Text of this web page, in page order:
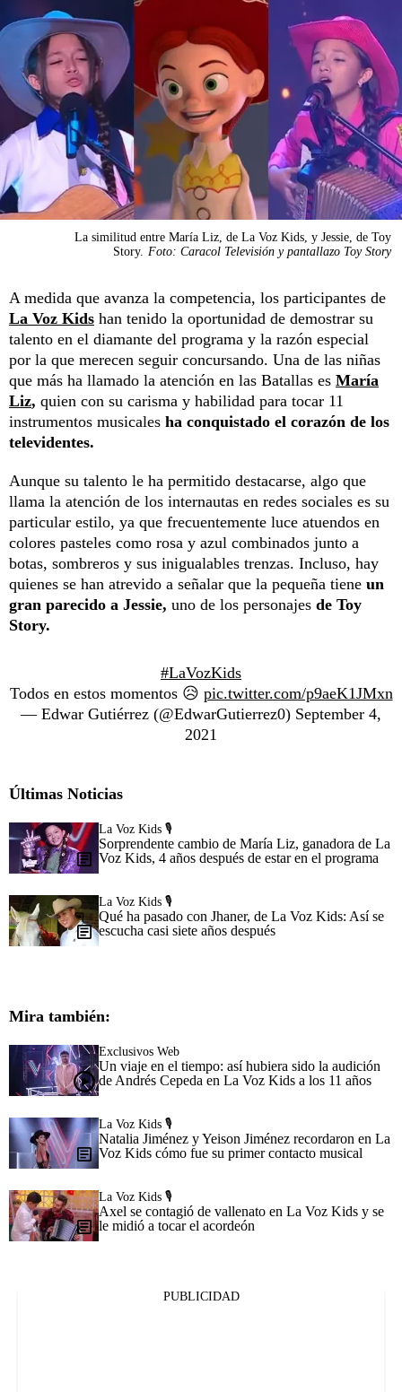
La similitud entre María Liz, de La Voz Kids, y Jessie, de Toy
Story. Foto: Caracol Televisión y pantallazo Toy Story
A medida que avanza la competencia, los participantes de
La Voz Kids han tenido la oportunidad de demostrar su
talento en el diamante del programa y la razón especial
por la que merecen seguir concursando. Una de las niñas
que más ha llamado la atención en las Batallas es María
Liz, quien con su carisma y habilidad para tocar 11
instrumentos musicales ha conquistado el corazón de los
televidentes.
Aunque su talento le ha permitido destacarse, algo que
llama la atención de los internautas en redes sociales es su
particular estilo, ya que frecuentemente luce atuendos en
colores pasteles como rosa y azul combinados junto a
botas, sombreros y sus inigualables trenzas. Incluso, hay
quienes se han atrevido a señalar que la pequeña tiene un
gran parecido a Jessie, uno de los personajes de Toy
Story.
#LaVozKids
Todos en estos momentos 😥 pic.twitter.com/p9aeK1JMxn
— Edwar Gutiérrez (@EdwarGutierrez0) September 4,
2021
Últimas Noticias
La Voz Kids 🎙️
Sorprendente cambio de María Liz, ganadora de La
Voz Kids, 4 años después de estar en el programa
La Voz Kids 🎙️
Qué ha pasado con Jhaner, de La Voz Kids: Así se
escucha casi siete años después
Mira también:
Exclusivos Web
Un viaje en el tiempo: así hubiera sido la audición
de Andrés Cepeda en La Voz Kids a los 11 años
La Voz Kids 🎙️
Natalia Jiménez y Yeison Jiménez recordaron en La
Voz Kids cómo fue su primer contacto musical
La Voz Kids 🎙️
Axel se contagió de vallenato en La Voz Kids y se
le midió a tocar el acordeón
PUBLICIDAD